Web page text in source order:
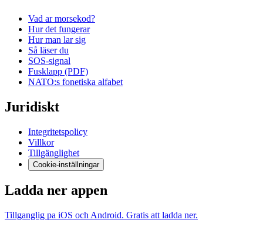
Vad ar morsekod?
Hur det fungerar
Hur man lar sig
Så läser du
SOS-signal
Fusklapp (PDF)
NATO:s fonetiska alfabet
Juridiskt
Integritetspolicy
Villkor
Tillgänglighet
Cookie-inställningar
Ladda ner appen
Tillganglig pa iOS och Android. Gratis att ladda ner.